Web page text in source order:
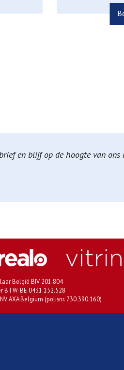
en blijf op de hoogte van ons
België BIV 201.804
BTW-BE 0431.152.528
AXA Belgium (polisnr. 730.390.160)